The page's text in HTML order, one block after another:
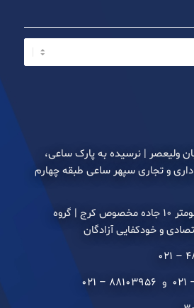
ولیعصر | نرسیده به پارک ساعی،
و تجاری سپهر ساعی طبقه چهارم
تهران | کیلومتر ۱۰ جاده مخصوص کرج | گروه
و خودکفایی آزادگان
و